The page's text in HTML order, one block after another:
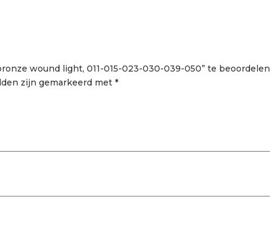
wound light, 011-015-023-030-039-050” te beoordelen
zijn gemarkeerd met *